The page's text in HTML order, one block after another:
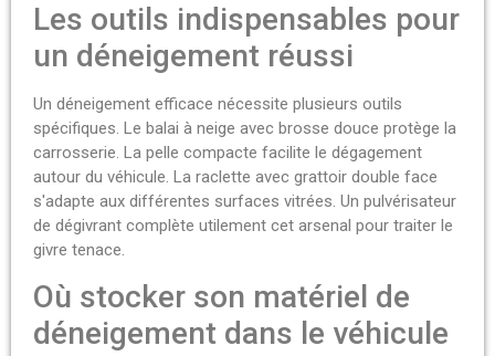
Les outils indispensables pour
un déneigement réussi
Un déneigement efficace nécessite plusieurs outils
spécifiques. Le balai à neige avec brosse douce protège la
carrosserie. La pelle compacte facilite le dégagement
autour du véhicule. La raclette avec grattoir double face
s'adapte aux différentes surfaces vitrées. Un pulvérisateur
de dégivrant complète utilement cet arsenal pour traiter le
givre tenace.
Où stocker son matériel de
déneigement dans le véhicule